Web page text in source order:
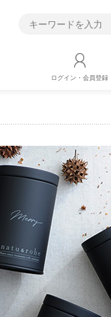
ログイン・会員登録